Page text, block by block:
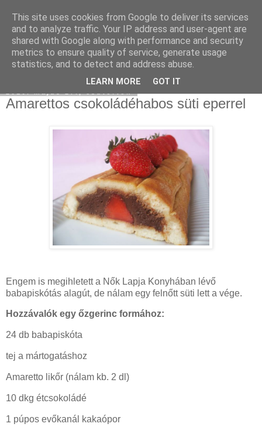
Moha Konyha
Amarettos csokoládéhabos süti eperrel
Engem is megihletett a Nők Lapja Konyhában lévő
babapiskótás alagút, de nálam egy felnőtt süti lett a vége.
Hozzávalók egy őzgerinc formához:
24 db babapiskóta
tej a mártogatáshoz
Amaretto likőr (nálam kb. 2 dl)
10 dkg étcsokoládé
1 púpos evőkanál kakaópor
This site uses cookies from Google to deliver its services
and to analyze traffic. Your IP address and user-agent are
shared with Google along with performance and security
metrics to ensure quality of service, generate usage
statistics, and to detect and address abuse.
LEARN MORE GOT IT